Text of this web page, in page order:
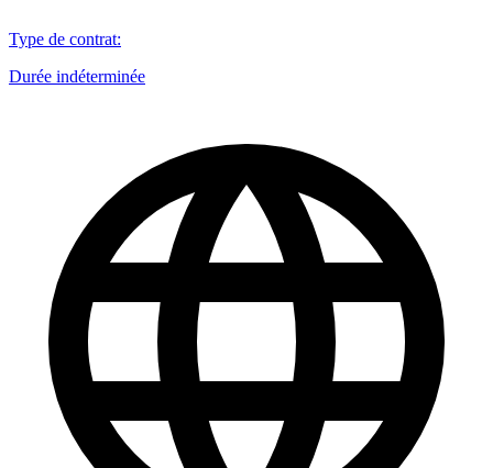
Type de contrat:
Durée indéterminée